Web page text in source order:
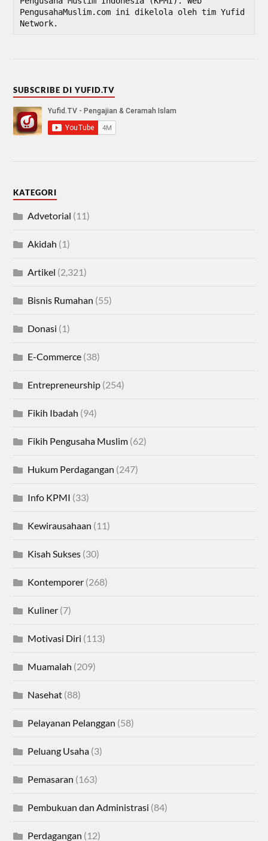
PengusahaMuslim.com ini dikelola oleh tim Yufid
Network.
SUBSCRIBE DI YUFID.TV
KATEGORI
Advetorial (11)
Akidah (1)
Artikel (2,321)
Bisnis Rumahan (55)
Donasi (1)
E-Commerce (38)
Entrepreneurship (254)
Fikih Ibadah (94)
Fikih Pengusaha Muslim (62)
Hukum Perdagangan (247)
Info KPMI (33)
Kewirausahaan (11)
Kisah Sukses (30)
Kontemporer (268)
Kuliner (7)
Motivasi Diri (113)
Muamalah (209)
Nasehat (88)
Pelayanan Pelanggan (58)
Peluang Usaha (3)
Pemasaran (163)
Pembukuan dan Administrasi (84)
Perdagangan (12)